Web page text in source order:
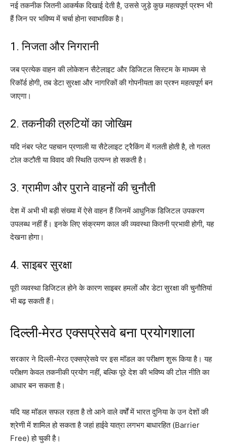
नई तकनीक जितनी आकर्षक दिखाई देती है, उससे जुड़े कुछ महत्वपूर्ण प्रश्न भी
हैं जिन पर भविष्य में चर्चा होना स्वाभाविक है।
1. निजता और निगरानी
जब प्रत्येक वाहन की लोकेशन सैटेलाइट और डिजिटल सिस्टम के माध्यम से
रिकॉर्ड होगी, तब डेटा सुरक्षा और नागरिकों की गोपनीयता का प्रश्न महत्वपूर्ण बन
जाएगा।
2. तकनीकी त्रुटियों का जोखिम
यदि नंबर प्लेट पहचान प्रणाली या सैटेलाइट ट्रैकिंग में गलती होती है, तो गलत
टोल कटौती या विवाद की स्थिति उत्पन्न हो सकती है।
3. ग्रामीण और पुराने वाहनों की चुनौती
देश में अभी भी बड़ी संख्या में ऐसे वाहन हैं जिनमें आधुनिक डिजिटल उपकरण
उपलब्ध नहीं हैं। इनके लिए संक्रमण काल की व्यवस्था कितनी प्रभावी होगी, यह
देखना होगा।
4. साइबर सुरक्षा
पूरी व्यवस्था डिजिटल होने के कारण साइबर हमलों और डेटा सुरक्षा की चुनौतियां
भी बढ़ सकती हैं।
दिल्ली-मेरठ एक्सप्रेसवे बना प्रयोगशाला
सरकार ने दिल्ली-मेरठ एक्सप्रेसवे पर इस मॉडल का परीक्षण शुरू किया है। यह
परीक्षण केवल तकनीकी प्रयोग नहीं, बल्कि पूरे देश की भविष्य की टोल नीति का
आधार बन सकता है।
यदि यह मॉडल सफल रहता है तो आने वाले वर्षों में भारत दुनिया के उन देशों की
श्रेणी में शामिल हो सकता है जहां हाईवे यात्रा लगभग बाधारहित (Barrier
Free) हो चुकी है।